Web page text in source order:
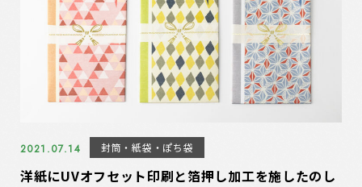
2021.07.14 封筒・紙袋・ぽち袋
洋紙にUVオフセット印刷と箔押し加工を施したのし